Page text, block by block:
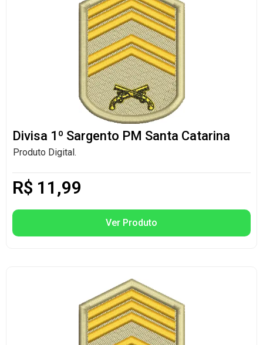
Divisa 1º Sargento PM Santa Catarina
Produto Digital.
R$ 11,99
Ver Produto